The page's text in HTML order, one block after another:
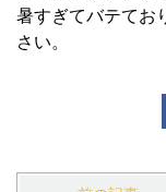
暑すぎてバテてお
さい。